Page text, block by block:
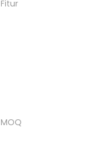
Fitur
MOQ